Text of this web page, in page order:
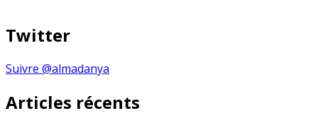
Twitter
Suivre @almadanya
Articles récents